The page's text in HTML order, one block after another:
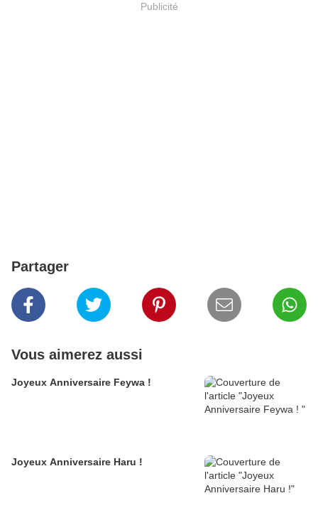
Publicité
Partager
Vous aimerez aussi
Joyeux Anniversaire Feywa !
Joyeux Anniversaire Haru !